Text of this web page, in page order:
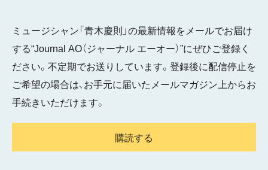
ミュージシャン「青木慶則」の最新情報をメールでお届け
する“Journal AO（ジャーナル エーオー）”にぜひご登録く
ださい。不定期でお送りしています。登録後に配信停止を
ご希望の場合は、お手元に届いたメールマガジン上からお
手続きいただけます。
購読する